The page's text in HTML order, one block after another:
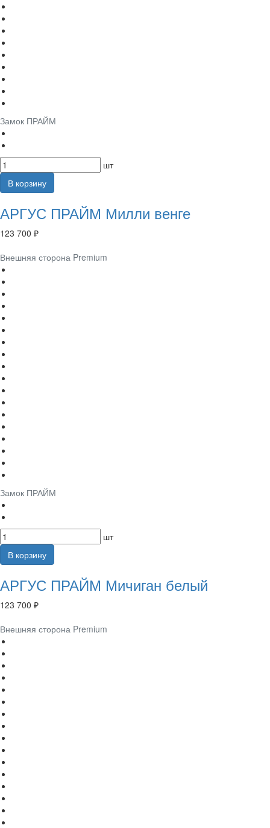
Замок ПРАЙМ
шт
В корзину
АРГУС ПРАЙМ Милли венге
123 700 ₽
Внешняя сторона Premium
Замок ПРАЙМ
шт
В корзину
АРГУС ПРАЙМ Мичиган белый
123 700 ₽
Внешняя сторона Premium